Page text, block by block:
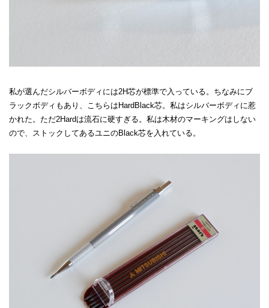
私が選んだシルバーボディには2H芯が標準で入っている。ちなみにブ
ラックボディもあり、こちらはHardBlack芯。私はシルバーボディに惹
かれた。ただ2Hardは流石に硬すぎる。私は木材のマーキングはしない
ので、ストックしてあるユニのBlack芯を入れている。